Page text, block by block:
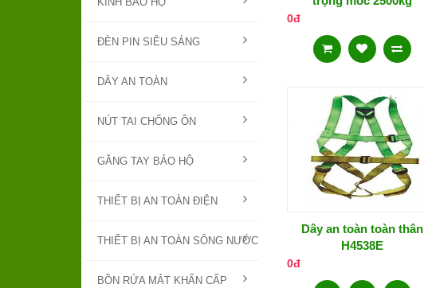
ĐÈN PIN SIÊU SÁNG
DÂY AN TOÀN
NÚT TAI CHỐNG ỒN
GĂNG TAY BẢO HỘ
THIẾT BỊ AN TOÀN ĐIỆN
THIẾT BỊ AN TOÀN SÔNG NƯỚC
BỒN RỬA MẮT KHẨN CẤP
0đ
Dây an toàn toàn thân
H4538E
0đ